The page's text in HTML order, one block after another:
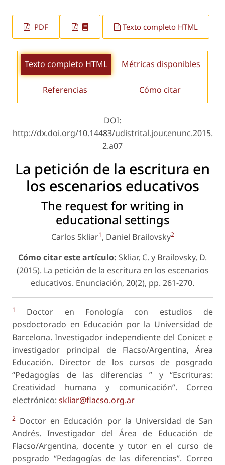
PDF Texto completo HTML
Texto completo HTML Métricas disponibles
Referencias Cómo citar
DOI:
http://dx.doi.org/10.14483/udistrital.jour.enunc.2015.
2.a07
La petición de la escritura en
los escenarios educativos
The request for writing in
educational settings
Carlos Skliar1, Daniel Brailovsky2
Cómo citar este artículo: Skliar, C. y Brailovsky, D.
(2015). La petición de la escritura en los escenarios
educativos. Enunciación, 20(2), pp. 261-270.
1
Doctor en Fonología con estudios de
posdoctorado en Educación por la Universidad de
Barcelona. Investigador independiente del Conicet e
investigador principal de Flacso/Argentina, Área
Educación. Director de los cursos de posgrado
“Pedagogías de las diferencias ” y “Escrituras:
Creatividad humana y comunicación”. Correo
electrónico: skliar@flacso.org.ar
2 Doctor en Educación por la Universidad de San
Andrés. Investigador del Área de Educación de
Flacso/Argentina, docente y tutor en el curso de
posgrado “Pedagogías de las diferencias”. Correo